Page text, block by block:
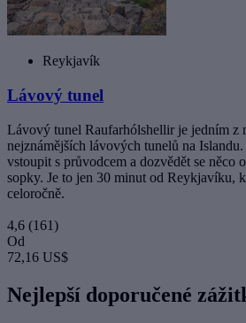
Reykjavík
Lávový tunel
Lávový tunel Raufarhólshellir je jedním z
nejznámějších lávových tunelů na
vstoupit s průvodcem a dozvědět se něco
sopky. Je to jen 30 minut od Reykjavíku,
celoročně.
4,6 (161)
Od
72,16 US$
Nejlepší doporučené